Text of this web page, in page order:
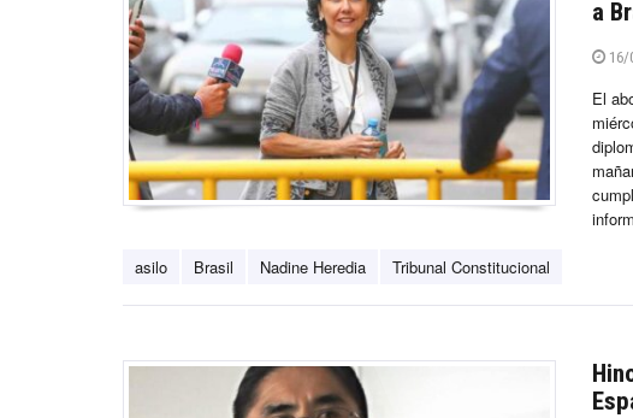
a
16/
El
asilo Brasil Nadine Heredia Tribunal Constitucional